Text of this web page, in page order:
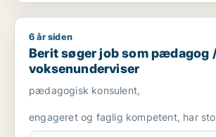
Berit søger job som pædagog /
6 år siden
Berit søger job som pædagog
voksenunderviser
pædagogisk konsulent,
engageret og faglig kompetent, har
og er fleksibel